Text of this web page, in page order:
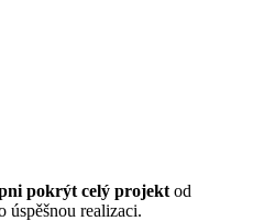
pokrýt celý projekt od
úspěšnou realizaci.